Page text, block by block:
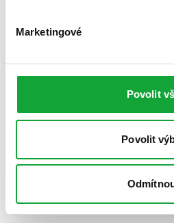
Marketingové
Povolit
Povolit